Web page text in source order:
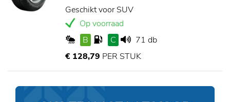
Geschikt voor SUV
Op voorraad
B
C
71 db
€ 128,79 PER STUK